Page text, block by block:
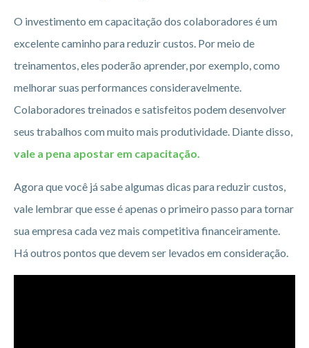
O investimento em capacitação dos colaboradores é um
excelente caminho para reduzir custos. Por meio de
treinamentos, eles poderão aprender, por exemplo, como
melhorar suas performances consideravelmente.
Colaboradores treinados e satisfeitos podem desenvolver
seus trabalhos com muito mais produtividade. Diante disso,
vale a pena apostar em capacitação.
Agora que você já sabe algumas dicas para reduzir custos,
vale lembrar que esse é apenas o primeiro passo para tornar
sua empresa cada vez mais competitiva financeiramente.
Há outros pontos que devem ser levados em consideração.